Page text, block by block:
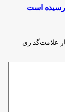
علامت‌گذاری